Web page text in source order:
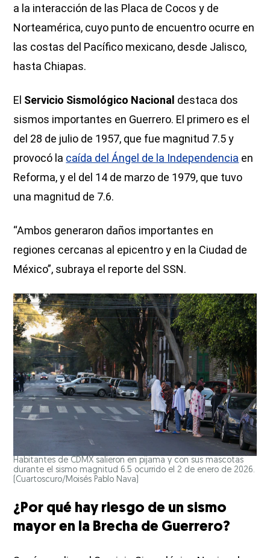
a la interacción de las Placa de Cocos y de
Norteamérica, cuyo punto de encuentro ocurre en
las costas del Pacífico mexicano, desde Jalisco,
hasta Chiapas.
El Servicio Sismológico Nacional destaca dos
sismos importantes en Guerrero. El primero es el
del 28 de julio de 1957, que fue magnitud 7.5 y
provocó la caída del Ángel de la Independencia en
Reforma, y el del 14 de marzo de 1979, que tuvo
una magnitud de 7.6.
“Ambos generaron daños importantes en
regiones cercanas al epicentro y en la Ciudad de
México”, subraya el reporte del SSN.
Habitantes de CDMX salieron en pijama y con sus mascotas
durante el sismo magnitud 6.5 ocurrido el 2 de enero de 2026.
(Cuartoscuro/Moisés Pablo Nava)
¿Por qué hay riesgo de un sismo
mayor en la Brecha de Guerrero?